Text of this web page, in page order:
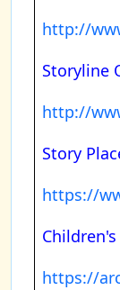
http://
Storyline
http://
Story
https://
https://